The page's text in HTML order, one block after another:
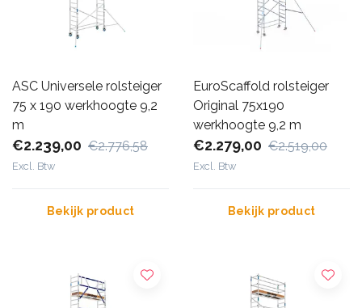
ASC Universele rolsteiger
75 x 190 werkhoogte 9,2
m
€2.239,00 €2.776,58
Excl. Btw
Bekijk product
EuroScaffold rolsteiger
Original 75x190
werkhoogte 9,2 m
€2.279,00 €2.519,00
Excl. Btw
Bekijk product